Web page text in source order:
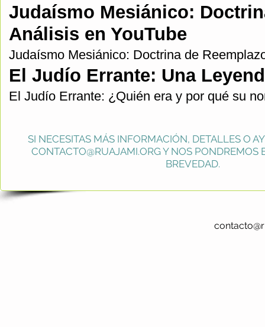
Judaísmo Mesiánico:
Análisis en YouTube
Judaísmo Mesiánico: Doctrina de
El Judío Errante: Una
El Judío Errante: ¿Quién era y por qué su
SI NECESITAS MÁS INFORMACIÓN, DETALLES O
CONTACTO@RUAJAMI.ORGY NOS PONDREMOS
BREVEDAD.